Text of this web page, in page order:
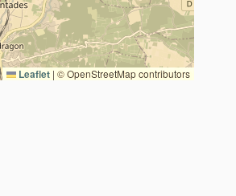
Leaflet | © OpenStreetMap contributors